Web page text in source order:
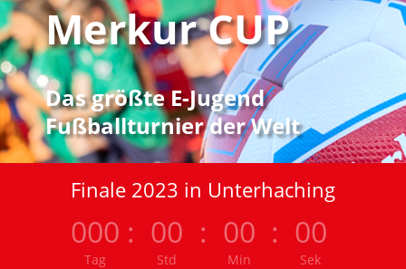
Merkur CUP
Das größte E-Jugend
Fußballturnier der Welt
Finale 2023 in Unterhaching
000
Tag
: 00
Std
: 00
Min
: 00
Sek